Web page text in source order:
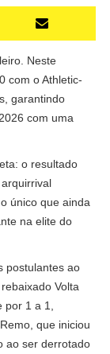
Neste
com o Athletic-
garantindo
com uma
o resultado
único que ainda
na elite do
postulantes ao
Volta
1 a 1,
que iniciou
ao ser derrotado